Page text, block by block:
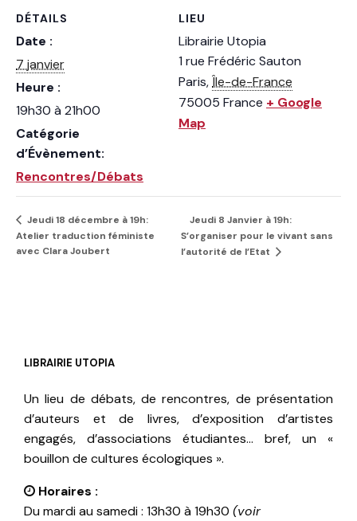
DÉTAILS
Date :
7 janvier
Heure :
19h30 à 21h00
Catégorie
d’Évènement:
Rencontres/Débats
LIEU
Librairie Utopia
1 rue Frédéric Sauton
Paris,Île-de-France
75005 France + Google
Map
Jeudi 18 décembre à 19h:
Atelier traduction féministe
avec Clara Joubert
Jeudi 8 Janvier à 19h:
S’organiser pour le vivant sans
l’autorité de l’Etat
LIBRAIRIE UTOPIA
Un lieu de débats, de rencontres, de présentation
d’auteurs et de livres, d’exposition d’artistes
engagés, d’associations étudiantes… bref, un «
bouillon de cultures écologiques ».
Horaires :
Du mardi au samedi : 13h30 à 19h30 (voir